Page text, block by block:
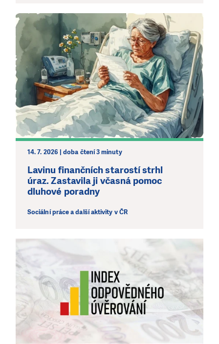
14. 7. 2026 | doba čtení 3 minuty
Lavinu finančních starostí strhl
úraz. Zastavila ji včasná pomoc
dluhové poradny
Sociální práce a další aktivity v ČR
PODPOŘTE NÁS!
Abychom mohli pomáhat smysluplně, neobejdeme se
bez Vaší podpory. Ať už se nám rozhodnete pomoci
jedním darem nebo se stanete pravidelným dárcem
Klubu přátel, Vaše dary nám umožní pomoci vždy tam,
kde je to nejvíce potřeba.
DAROVAT DAROVAT PRAVIDELNĚ